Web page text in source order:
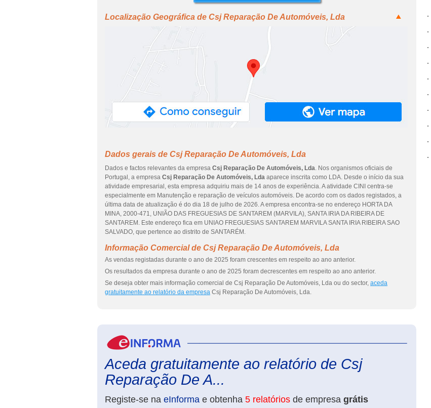
Localização Geográfica de Csj Reparação De Automóveis, Lda
Dados gerais de Csj Reparação De Automóveis, Lda
Dados e factos relevantes da empresa Csj Reparação De Automóveis, Lda. Nos organismos oficiais de
Portugal, a empresa Csj Reparação De Automóveis, Lda aparece inscrita como LDA. Desde o início da sua
atividade empresarial, esta empresa adquiriu mais de 14 anos de experiência. A atividade CINI centra-se
especialmente em Manutenção e reparação de veículos automóveis. De acordo com os dados registados, a
última data de atualização é do dia 18 de julho de 2026. A empresa encontra-se no endereço HORTA DA
MINA, 2000-471, UNIÃO DAS FREGUESIAS DE SANTAREM (MARVILA), SANTA IRIA DA RIBEIRA DE
SANTAREM. Este endereço fica em UNIAO FREGUESIAS SANTAREM MARVILA SANTA IRIA RIBEIRA SAO
SALVADO, que pertence ao distrito de SANTARÉM.
Informação Comercial de Csj Reparação De Automóveis, Lda
As vendas registadas durante o ano de 2025 foram crescentes em respeito ao ano anterior.
Os resultados da empresa durante o ano de 2025 foram decrescentes em respeito ao ano anterior.
Se deseja obter mais informação comercial de Csj Reparação De Automóveis, Lda ou do sector, aceda
gratuitamente ao relatório da empresa Csj Reparação De Automóveis, Lda.
Aceda gratuitamente ao relatório de Csj
Reparação De A...
Registe-se na eInforma e obtenha 5 relatórios de empresa grátis